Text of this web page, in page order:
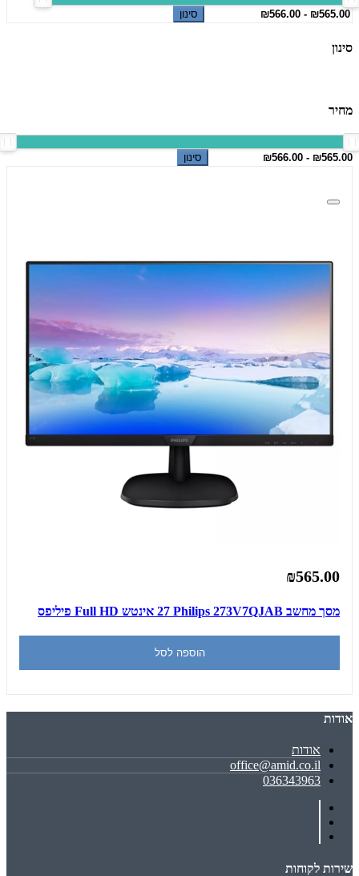
סינון
סינון
מחיר
סינון
₪565.00
מסך מחשב Philips 273V7QJAB ‏27 ‏אינטש Full HD פיליפס
הוספה לסל
אודות
אודות
office@amid.co.il
036343963
שירות לקוחות